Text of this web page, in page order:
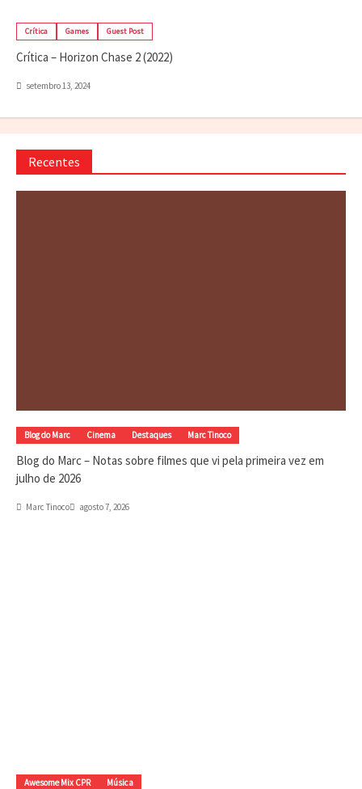
Crítica Games Guest Post
Crítica – Horizon Chase 2 (2022)
setembro 13, 2024
Recentes
Blog do Marc Cinema Destaques Marc Tinoco
Blog do Marc – Notas sobre filmes que vi pela primeira vez em
julho de 2026
Marc Tinoco agosto 7, 2026
Awesome Mix CPR Música